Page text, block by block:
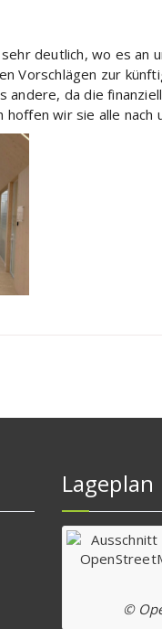
deutlich, wo es an
Vorschlägen zur
andere, da die
wir sie alle nach
Lageplan
©